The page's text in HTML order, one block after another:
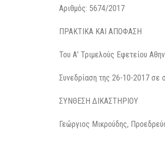
Αριθμός: 5674/2017
ΠΡΑΚΤΙΚΑ ΚΑΙ ΑΠΟΦΑΣΗ
Του Α’ Τριμελούς Εφετείου
Συνεδρίαση της 26-10-2017 σε
ΣΥΝΘΕΣΗ ΔΙΚΑΣΤΗΡΙΟΥ
Γεώργιος Μικρούδης,